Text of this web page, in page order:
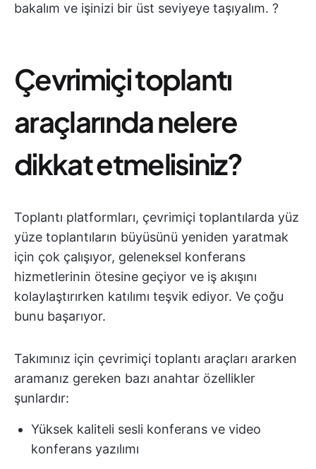
bakalım ve işinizi bir üst seviyeye taşıyalım. ?
Çevrimiçi toplantı
araçlarında nelere
dikkat etmelisiniz?
Toplantı platformları, çevrimiçi toplantılarda yüz
yüze toplantıların büyüsünü yeniden yaratmak
için çok çalışıyor, geleneksel konferans
hizmetlerinin ötesine geçiyor ve iş akışını
kolaylaştırırken katılımı teşvik ediyor. Ve çoğu
bunu başarıyor.
Takımınız için çevrimiçi toplantı araçları ararken
aramanız gereken bazı anahtar özellikler
şunlardır:
Yüksek kaliteli sesli konferans ve video
konferans yazılımı